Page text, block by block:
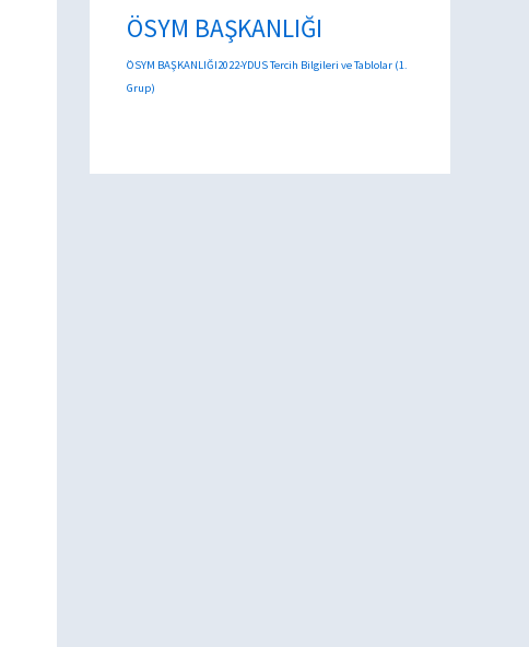
ÖSYM BAŞKANLIĞI
ÖSYM BAŞKANLIĞI2022-YDUS Tercih Bilgileri ve Tablolar (1.
Grup)